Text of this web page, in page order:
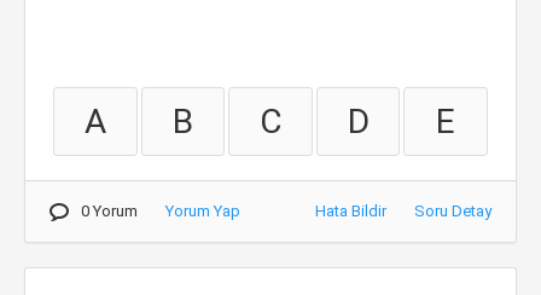
A B C D E
0 Yorum Yorum Yap Hata Bildir Soru Detay